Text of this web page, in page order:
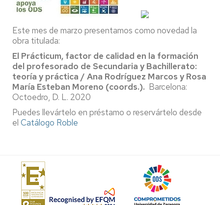
Este mes de marzo presentamos como novedad la
obra titulada:
El Prácticum, factor de calidad en la formación
del profesorado de Secundaria y Bachillerato:
teoría y práctica / Ana Rodríguez Marcos y Rosa
María Esteban Moreno (coords.). Barcelona:
Octoedro, D. L. 2020
Puedes llevártelo en préstamo o reservártelo desde
el Catálogo Roble